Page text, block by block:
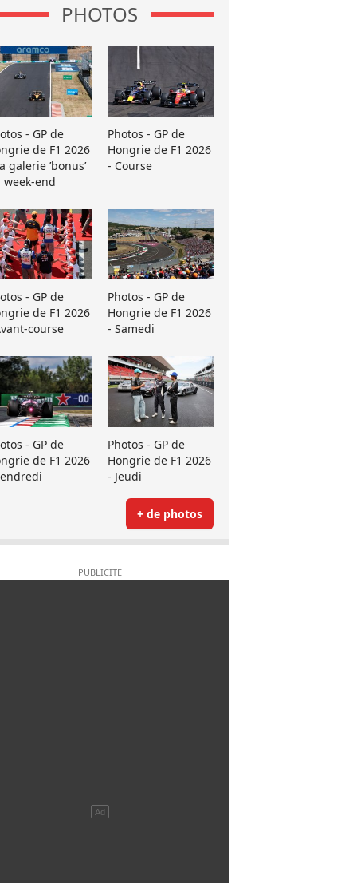
PHOTOS
- GP de
de F1 2026
galerie ’bonus’
week-end
Photos - GP de
Hongrie de F1 2026
- Course
- GP de
de F1 2026
course
Photos - GP de
Hongrie de F1 2026
- Samedi
- GP de
de F1 2026
Photos - GP de
Hongrie de F1 2026
- Jeudi
+ de photos